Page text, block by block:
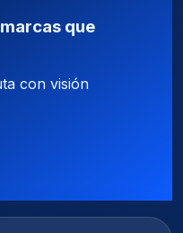
que
con visión